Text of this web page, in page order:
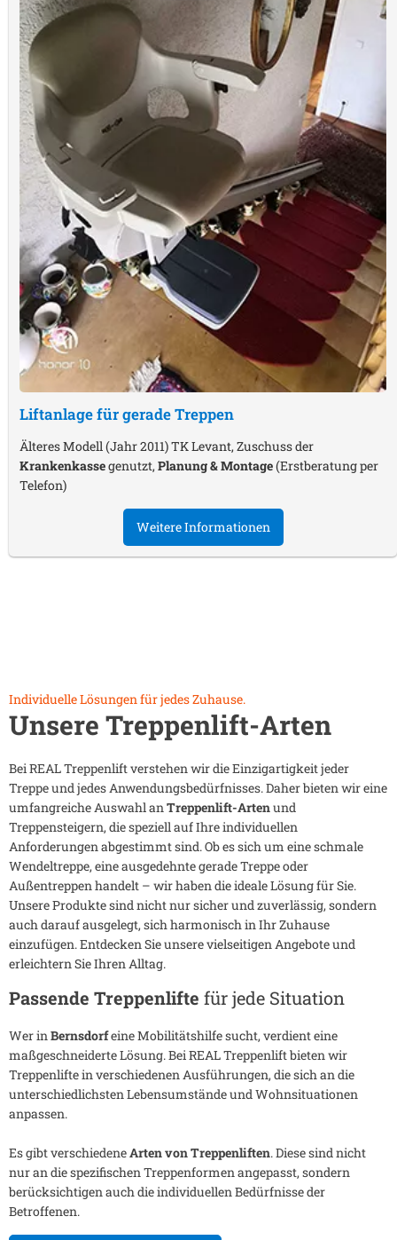
Liftanlage für gerade Treppen
Älteres Modell (Jahr 2011) TK Levant, Zuschuss der
Krankenkassegenutzt,Planung & Montage(Erstberatung per
Telefon)
Weitere Informationen
Individuelle Lösungen für jedes Zuhause.
Unsere Treppenlift-Arten
Bei REAL Treppenlift verstehen wir die Einzigartigkeit jeder
Treppe und jedes Anwendungsbedürfnisses. Daher bieten wir eine
umfangreiche Auswahl anTreppenlift-Artenund
Treppensteigern, die speziell auf Ihre individuellen
Anforderungen abgestimmt sind. Ob es sich um eine schmale
Wendeltreppe, eine ausgedehnte gerade Treppe oder
Außentreppen handelt – wir haben die ideale Lösung für Sie.
Unsere Produkte sind nicht nur sicher und zuverlässig, sondern
auch darauf ausgelegt, sich harmonisch in Ihr Zuhause
einzufügen. Entdecken Sie unsere vielseitigen Angebote und
erleichtern Sie Ihren Alltag.
Passende Treppenlifte für jede Situation
Wer inBernsdorfeine Mobilitätshilfe sucht, verdient eine
maßgeschneiderte Lösung. Bei REAL Treppenlift bieten wir
Treppenlifte in verschiedenen Ausführungen, die sich an die
unterschiedlichsten Lebensumstände und Wohnsituationen
anpassen.
Es gibt verschiedeneArten von Treppenliften. Diese sind nicht
nur an die spezifischen Treppenformen angepasst, sondern
berücksichtigen auch die individuellen Bedürfnisse der
Betroffenen.